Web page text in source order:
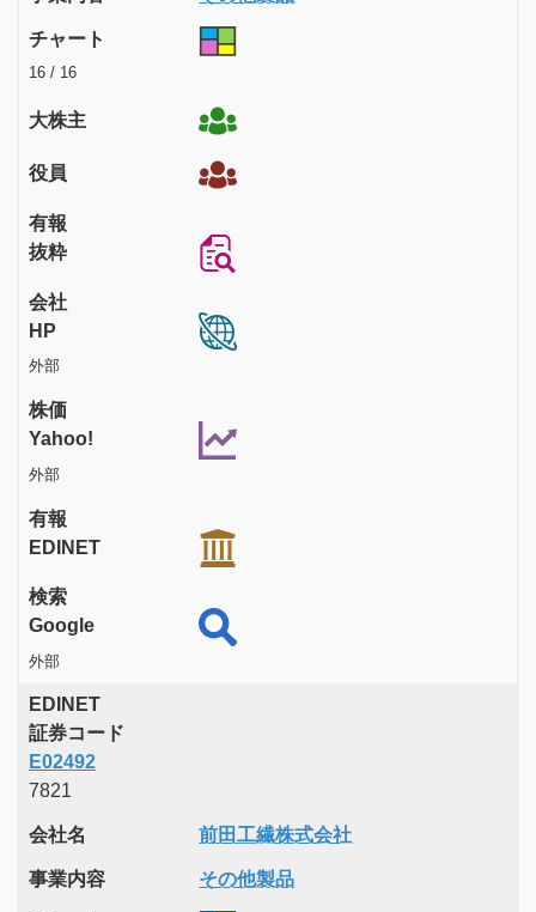
チャート
16 / 16
大株主
役員
有報
抜粋
会社
HP
外部
株価
Yahoo!
外部
有報
EDINET
検索
Google
外部
EDINET
証券コード
E02492
7821
会社名 前田工繊株式会社
事業内容 その他製品